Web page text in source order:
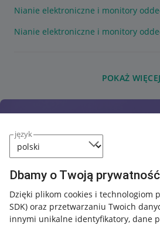
język
Dbamy o Twoją prywatność
Dzięki plikom cookies i technologiom
SDK) oraz przetwarzaniu Twoich
innymi unikalne identyfikatory, dane
Nianie elektroniczne i monitory
Nianie elektroniczne i monitory
POKAŻ WIĘCEJ